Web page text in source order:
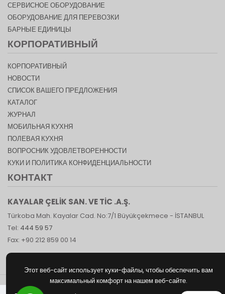
СЕРВИСНОЕ ОБОРУДОВАНИЕ
ОБОРУДОВАНИЕ ДЛЯ ПЕРЕВОЗКИ
БАРНЫЕ ЕДИНИЦЫ
КОРПОРАТИВНЫЙ
КОРПОРАТИВНЫЙ
НОВОСТИ
СПИСОК ВАШЕГО ПРЕДЛОЖЕНИЯ
КАТАЛОГ
ЖУРНАЛ
МОБИЛЬНАЯ КУХНЯ
ПОЛЕВАЯ КУХНЯ
ВОПРОСНИК УДОВЛЕТВОРЕННОСТИ
КУКИ И ПОЛИТИКА КОНФИДЕНЦИАЛЬНОСТИ
КОНТАКТ
KAYALAR ÇELİK SAN. VE TİC .A.Ş.
Türkoba Mah. Kayalar Cad. No:7/1 Büyükçekmece - İSTANBUL
Tel: 444 59 57
Fax: +90 212 859 00 14
Этот веб-сайт использует куки-файлы, чтобы обеспечить вам
максимальный комфорт на нашем веб-сайте.